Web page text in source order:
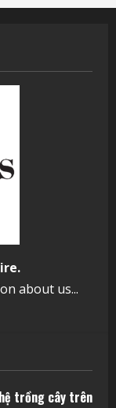
about us...
trồng cây trên